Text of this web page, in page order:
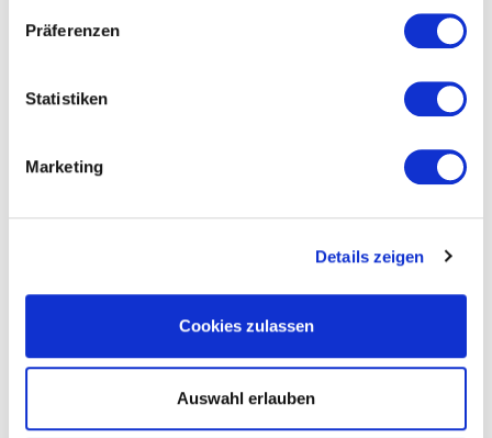
Präferenzen
Statistiken
Marketing
Details zeigen
Cookies zulassen
Auswahl erlauben
Telefon: 08291169574
Alternative Streitbeilegung:
außergerichtliche Online-Streitbeilegung (OS-Plattform) bereit,
aufrufbar unter
. Wir sind weder bereit
Verbraucherschlichtungsstelle teilzunehmen.
2. Informationen zum Zustandekommen des Vertrages
Die technischen Schritte zum Vertragsschluss, der
Vertragsschluss selbst und die Korrekturmöglichkeiten erfolgen
Vertrages“ unserer Allgemeinen Geschäftsbedingungen (Teil I.).
3. Vertragssprache, Vertragstextspeicherung